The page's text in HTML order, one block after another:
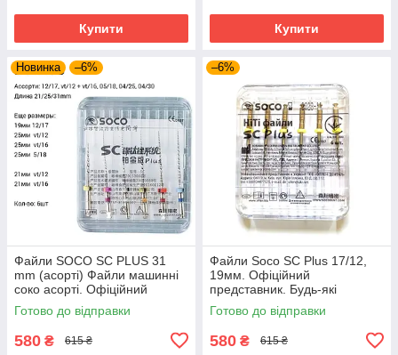
Купити Купити
Новинка –6%
Файли SOCO SC PLUS 31
mm (асорті) Файли машинні
соко асорті. Офіційний
представник. Будь-які
розміри
Готово до відправки
580 ₴ 615 ₴
–6%
Файли Soco SC Plus 17/12,
19мм. Офіційний
представник. Будь-які
розміри завжди в наявності.
Готово до відправки
580 ₴ 615 ₴